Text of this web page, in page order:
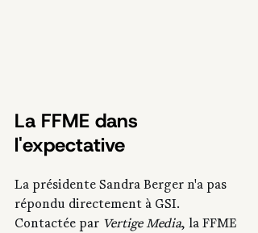
La FFME dans
l'expectative
La présidente Sandra Berger n'a pas
répondu directement à GSI.
Contactée par Vertige Media, la FFME